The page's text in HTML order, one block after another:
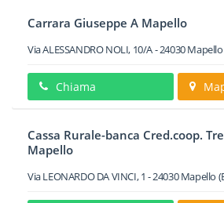
Carrara Giuseppe A Mapello
Via ALESSANDRO NOLI, 10/A-24030Mapello
Chiama
Cassa Rurale-banca Cred.coop.
Mapello
Via LEONARDO DA VINCI, 1 -24030 Mapello